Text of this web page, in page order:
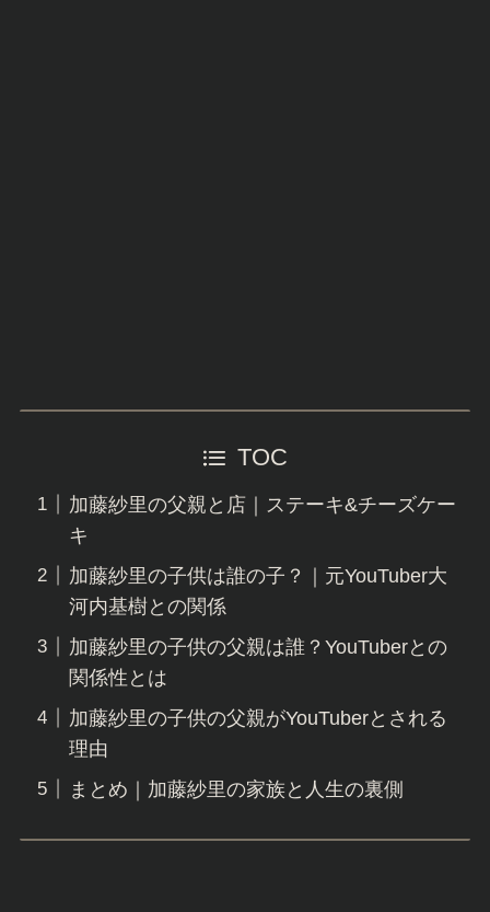
TOC
加藤紗里の父親と店｜ステーキ&チーズケー
キ
加藤紗里の子供は誰の子？｜元YouTuber大
河内基樹との関係
加藤紗里の子供の父親は誰？YouTuberとの
関係性とは
加藤紗里の子供の父親がYouTuberとされる
理由
まとめ｜加藤紗里の家族と人生の裏側